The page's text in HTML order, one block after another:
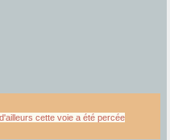
cette voie a été percée